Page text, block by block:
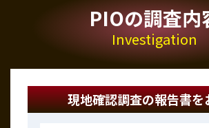
PIOの調査内
Investigation
現地確認調査の報告書を